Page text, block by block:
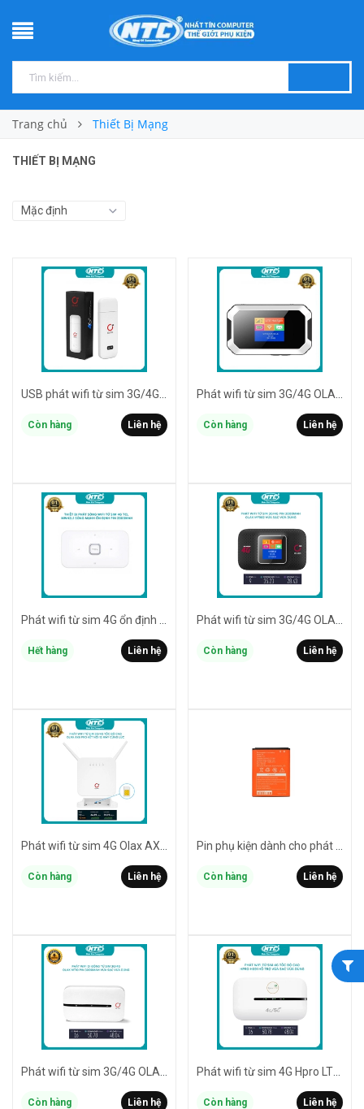
Trang chủ Thiết Bị Mạng
THIẾT BỊ MẠNG
Còn hàng Liên hệ Còn hàng Liên hệ
Hết hàng Liên hệ Còn hàng Liên hệ
Còn hàng Liên hệ Còn hàng Liên hệ
Còn hàng Liên hệ Còn hàng Liên hệ